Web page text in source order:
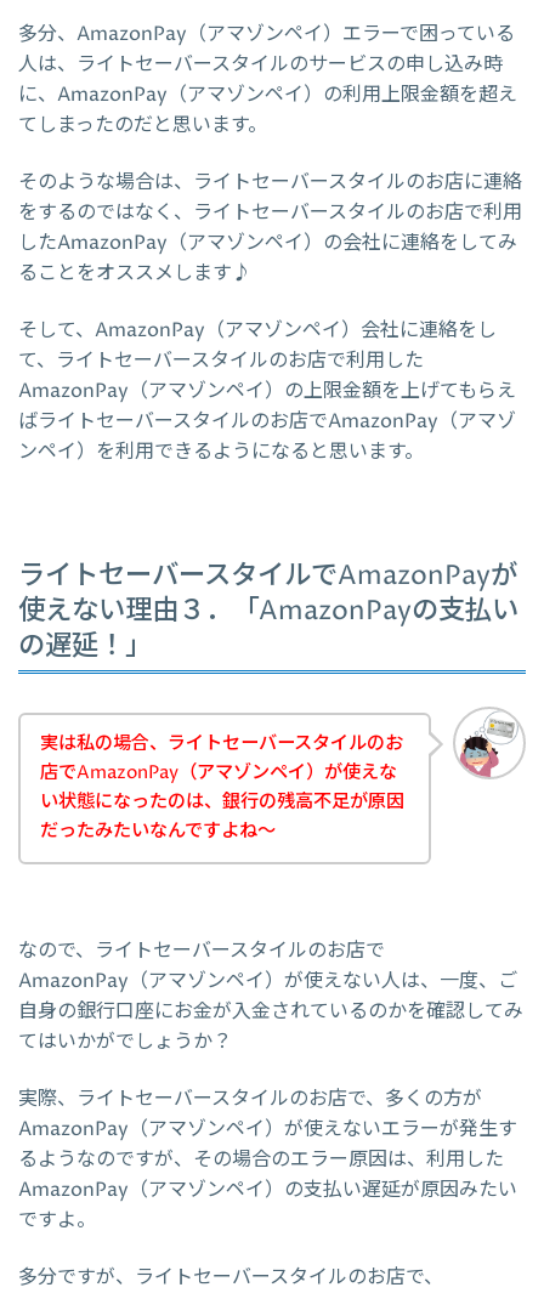
多分、AmazonPay（アマゾンペイ）エラーで困っている
人は、ライトセーバースタイルのサービスの申し込み時
に、AmazonPay（アマゾンペイ）の利用上限金額を超え
てしまったのだと思います。
そのような場合は、ライトセーバースタイルのお店に連絡
をするのではなく、ライトセーバースタイルのお店で利用
したAmazonPay（アマゾンペイ）の会社に連絡をしてみ
ることをオススメします♪
そして、AmazonPay（アマゾンペイ）会社に連絡をし
て、ライトセーバースタイルのお店で利用した
AmazonPay（アマゾンペイ）の上限金額を上げてもらえ
ばライトセーバースタイルのお店でAmazonPay（アマゾ
ンペイ）を利用できるようになると思います。
ライトセーバースタイルでAmazonPayが
使えない理由３．「AmazonPayの支払い
の遅延！」
実は私の場合、ライトセーバースタイルのお
店でAmazonPay（アマゾンペイ）が使えな
い状態になったのは、銀行の残高不足が原因
だったみたいなんですよね～
なので、ライトセーバースタイルのお店で
AmazonPay（アマゾンペイ）が使えない人は、一度、ご
自身の銀行口座にお金が入金されているのかを確認してみ
てはいかがでしょうか？
実際、ライトセーバースタイルのお店で、多くの方が
AmazonPay（アマゾンペイ）が使えないエラーが発生す
るようなのですが、その場合のエラー原因は、利用した
AmazonPay（アマゾンペイ）の支払い遅延が原因みたい
ですよ。
多分ですが、ライトセーバースタイルのお店で、